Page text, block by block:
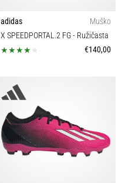
adidas
Muško
X SPEEDPORTAL.2 FG- Ružičasta
€140,00